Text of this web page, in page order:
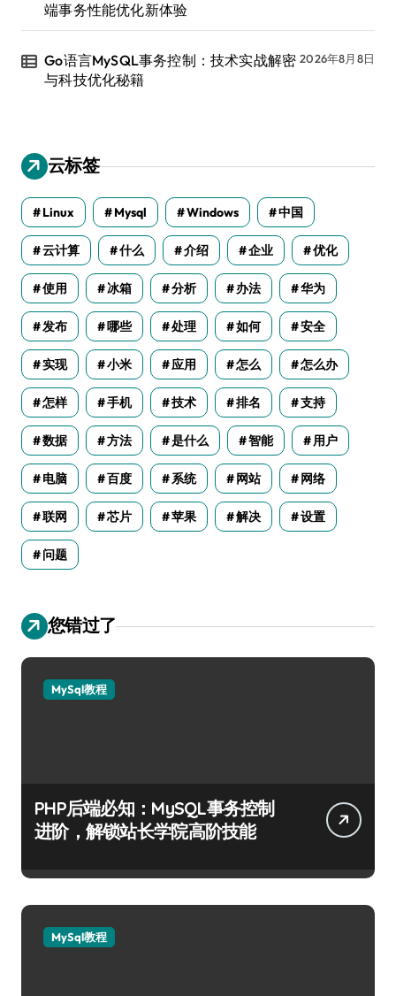
端事务性能优化新体验
Go语言MySQL事务控制：技术实战解密
与科技优化秘籍
2026年8月8日
云标签
Linux Mysql Windows 中国
云计算 什么 介绍 企业 优化
使用 冰箱 分析 办法 华为
发布 哪些 处理 如何 安全
实现 小米 应用 怎么 怎么办
怎样 手机 技术 排名 支持
数据 方法 是什么 智能 用户
电脑 百度 系统 网站 网络
联网 芯片 苹果 解决 设置
问题
您错过了
MySql教程
PHP后端必知：MySQL事务控制
进阶，解锁站长学院高阶技能
MySql教程